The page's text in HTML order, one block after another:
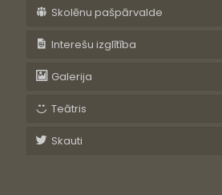
Skolēnu pašpārvalde
Interešu izglītība
Galerija
Teātris
Skauti